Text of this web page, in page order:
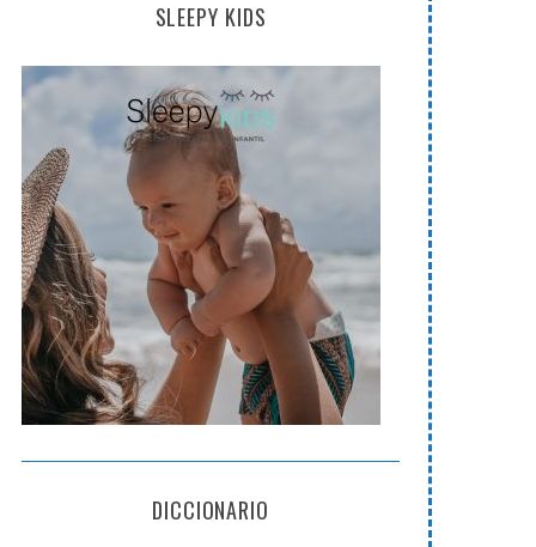
SLEEPY KIDS
DICCIONARIO